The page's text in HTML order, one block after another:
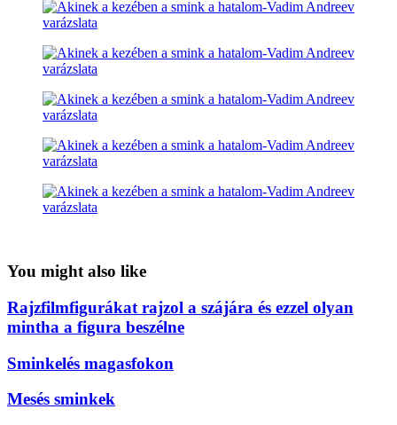
You might also like
Rajzfilmfigurákat rajzol a szájára és ezzel olyan
mintha a figura beszélne
Sminkelés magasfokon
Mesés sminkek